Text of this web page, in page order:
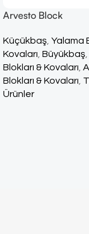
Arvesto Block
Küçükbaş Yalama
Kovaları Büyükbaş
Blokları & Kovaları
Blokları & Kovaları
Ürünler